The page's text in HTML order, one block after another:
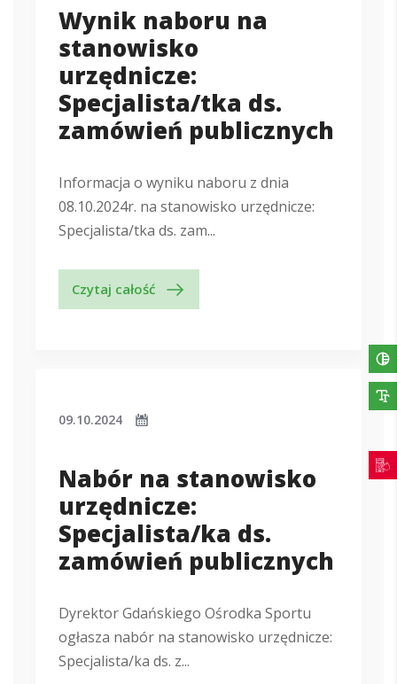
Wynik naboru na
stanowisko
urzędnicze:
Specjalista/tka ds.
zamówień publicznych
Informacja o wyniku naboru z dnia
08.10.2024r. na stanowisko urzędnicze:
Specjalista/tka ds. zam...
Czytaj całość
09.10.2024
Nabór na stanowisko
urzędnicze:
Specjalista/ka ds.
zamówień publicznych
Dyrektor Gdańskiego Ośrodka Sportu
ogłasza nabór na stanowisko urzędnicze:
Specjalista/ka ds. z...